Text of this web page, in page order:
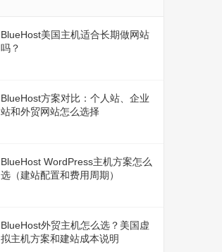
BlueHost美国主机适合长期做网站
吗？
BlueHost方案对比：个人站、企业
站和外贸网站怎么选择
BlueHost WordPress主机方案怎么
选（建站配置和费用周期）
BlueHost外贸主机怎么选？美国虚
拟主机方案和建站成本说明